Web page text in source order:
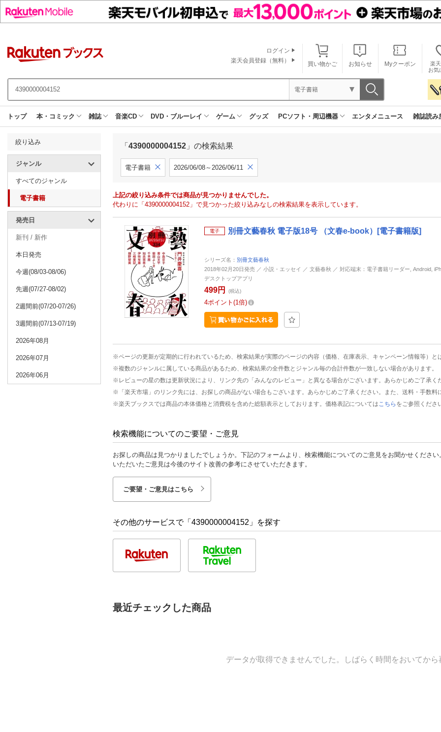
買い物かご お知らせ Myクーポン
楽
お気
ログイン
楽天会員登録（無料）
電子書籍
トップ 本・コミック 雑誌 音楽CD DVD・ブルーレイ ゲーム グッズ PCソフト・周辺機器 エンタメニュース 雑誌読み
絞り込み
ジャンル
すべてのジャンル
電子書籍
発売日
新刊 / 新作
本日発売
今週(08/03-08/06)
先週(07/27-08/02)
2週間前(07/20-07/26)
3週間前(07/13-07/19)
2026年08月
2026年07月
2026年06月
「 4390000004152 」の検索結果
電子書籍 2026/06/08～2026/06/11
上記の絞り込み条件では商品が見つかりませんでした。
代わりに「4390000004152」で見つかった絞り込みなしの検索結果を表示しています。
電子 別冊文藝春秋 電子版18号 （文春e-book）[電子書籍版]
シリーズ名： 別冊文藝春秋
2018年02月20日発売 ／ 小説・エッセイ ／ 文藝春秋 ／ 対応端末：電子書籍リーダー, Android,
デスクトップアプリ
499円 (税込)
4ポイント 1倍
※ページの更新が定期的に行われているため、検索結果が実際のページの内容（価格、在庫表示、キャンペーン情報等）と
※複数のジャンルに属している商品があるため、検索結果の全件数とジャンル毎の合計件数が一致しない場合があります。
※レビューの星の数は更新状況により、リンク先の「みんなのレビュー」と異なる場合がございます。あらかじめご了承く
※「楽天市場」のリンク先には、お探しの商品がない場合もございます。あらかじめご了承ください。また、送料・手数料
※楽天ブックスでは商品の本体価格と消費税を含めた総額表示としております。価格表記については こちら をご参照くださ
検索機能についてのご要望・ご意見
お探しの商品は見つかりましたでしょうか。下記のフォームより、検索機能についてのご意見をお聞かせください
いただいたご意見は今後のサイト改善の参考にさせていただきます。
ご要望・ご意見はこちら
その他のサービスで「4390000004152」を探す
最近チェックした商品
データが取得できませんでした。しばらく時間をおいてから